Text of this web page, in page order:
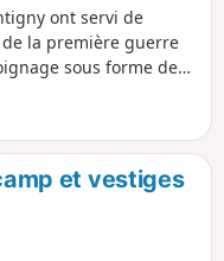
ont servi de
la première guerre
sous forme de
et y organise des
de gagner à pied ces
tout en passant en
et vestiges